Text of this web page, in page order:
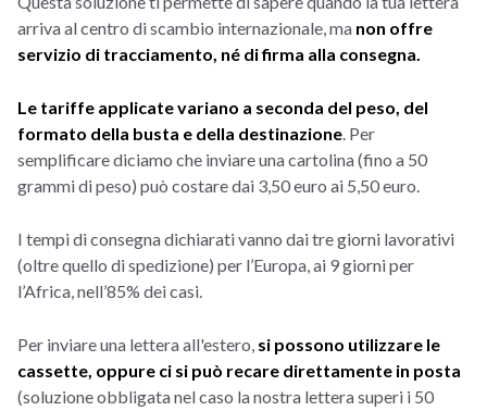
arriva al centro di scambio internazionale, ma non offre
servizio di tracciamento, né di firma alla consegna.
Le tariffe applicate variano a seconda del peso, del
formato della busta e della destinazione. Per
semplificare diciamo che inviare una cartolina (fino a 50
grammi di peso) può costare dai 3,50 euro ai 5,50 euro.
I tempi di consegna dichiarati vanno dai tre giorni lavorativi
(oltre quello di spedizione) per l’Europa, ai 9 giorni per
l’Africa, nell’85% dei casi.
Per inviare una lettera all'estero, si possono utilizzare le
cassette, oppure ci si può recare direttamente in posta
(soluzione obbligata nel caso la nostra lettera superi i 50